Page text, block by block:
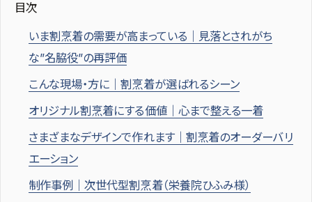
目次
いま割烹着の需要が高まっている｜見落とされがち
な”名脇役”の再評価
こんな現場・方に｜割烹着が選ばれるシーン
オリジナル割烹着にする価値｜心まで整える一着
さまざまなデザインで作れます｜割烹着のオーダーバリ
エーション
制作事例｜次世代型割烹着（栄養院ひふみ様）